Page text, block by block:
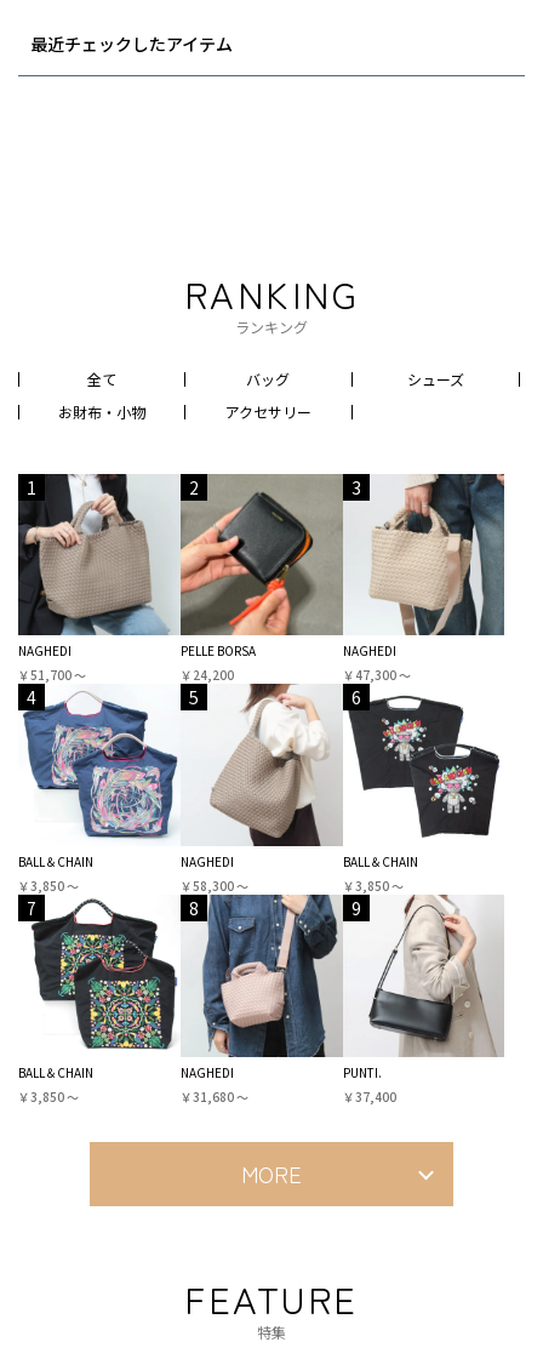
最近チェックしたアイテム
RANKING
ランキング
全て バッグ
シューズ
お財布・小物
アクセサリー
1
NAGHEDI
￥51,700 〜
2
PELLE BORSA
￥24,200
3
NAGHEDI
￥47,300 〜
4
BALL＆CHAIN
￥3,850 〜
5
NAGHEDI
￥58,300 〜
6
BALL＆CHAIN
￥3,850 〜
7
BALL＆CHAIN
￥3,850 〜
8
NAGHEDI
￥31,680 〜
9
PUNTI.
￥37,400
MORE
FEATURE
特集